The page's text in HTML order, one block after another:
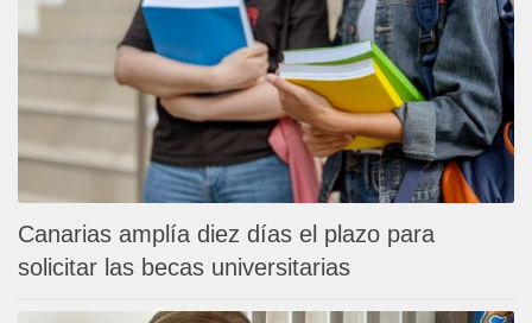
Canarias amplía diez días el plazo para
solicitar las becas universitarias